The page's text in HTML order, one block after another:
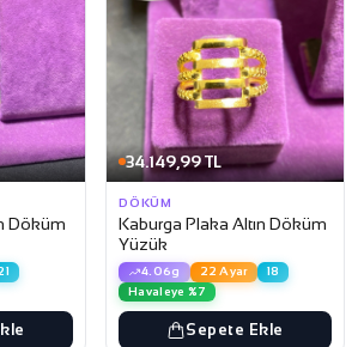
Döküm
34.149,99 TL
DÖKÜM
Kaburga Plaka Altın Döküm
Yüzük
4.06g 22 Ayar
18
Havaleye %7
Sepete Ekle